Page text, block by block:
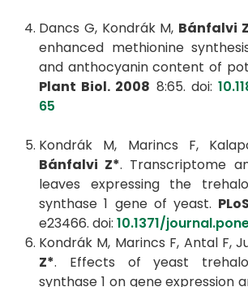
Dancs G, Kondrák M, Bánfalvi
enhanced methionine
and anthocyanin content of
Plant Biol. 2008 8:65. doi:
65
Kondrák M, Marincs F,
Bánfalvi Z*. Transcriptome
leaves expressing the
synthase 1 gene of yeast.
e23466. doi: 10.1371/
Kondrák M, Marincs F, Antal F,
Z*. Effects of yeast
synthase 1 on gene expression